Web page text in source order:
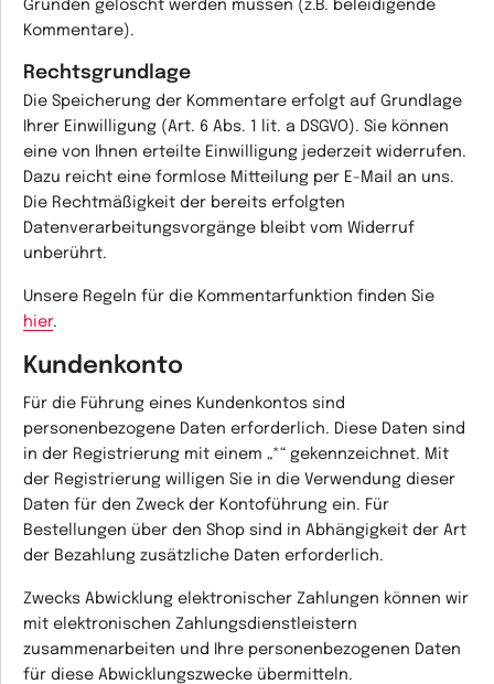
Gründen gelöscht werden müssen (z.B. beleidigende
Kommentare).
Rechtsgrundlage
Die Speicherung der Kommentare erfolgt auf Grundlage
Ihrer Einwilligung (Art. 6 Abs. 1 lit. a DSGVO). Sie können
eine von Ihnen erteilte Einwilligung jederzeit widerrufen.
Dazu reicht eine formlose Mitteilung per E-Mail an uns.
Die Rechtmäßigkeit der bereits erfolgten
Datenverarbeitungsvorgänge bleibt vom Widerruf
unberührt.
Unsere Regeln für die Kommentarfunktion finden Sie
hier.
Kundenkonto
Für die Führung eines Kundenkontos sind
personenbezogene Daten erforderlich. Diese Daten sind
in der Registrierung mit einem „*“ gekennzeichnet. Mit
der Registrierung willigen Sie in die Verwendung dieser
Daten für den Zweck der Kontoführung ein. Für
Bestellungen über den Shop sind in Abhängigkeit der Art
der Bezahlung zusätzliche Daten erforderlich.
Zwecks Abwicklung elektronischer Zahlungen können wir
mit elektronischen Zahlungsdienstleistern
zusammenarbeiten und Ihre personenbezogenen Daten
für diese Abwicklungszwecke übermitteln.